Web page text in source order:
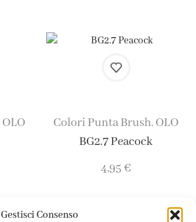
Gestisci Consenso
OLO
Colori Punta Brush, OLO
BG2.7 Peacock
4,95€